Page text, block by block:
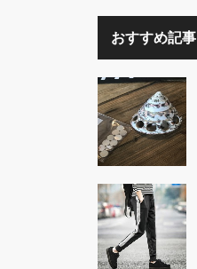
おすすめ記事